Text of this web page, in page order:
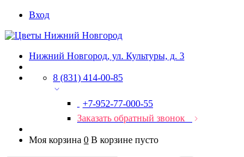
Вход
Нижний Новгород, ул. Культуры, д. 3
8 (831) 414-00-85
+7-952-77-000-55
Заказать обратный звонок
Моя корзина 0 В корзине пусто